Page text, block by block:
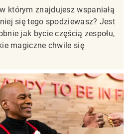
którym znajdujesz wspaniałą
się tego spodziewasz? Jest
jak bycie częścią zespołu,
magiczne chwile się